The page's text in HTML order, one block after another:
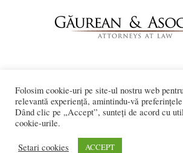
numai cu acordul expres al Bistriteanul.Ro.
2021 Bistrițeanul.ro
Made with ♥ by201.ro
Folosim cookie-uri pe site-ul nostru web
relevantă experiență, amintindu-vă
Dând clic pe „Accept”, sunteți de acord cu
cookie-urile.
Setari cookies ACCEPT